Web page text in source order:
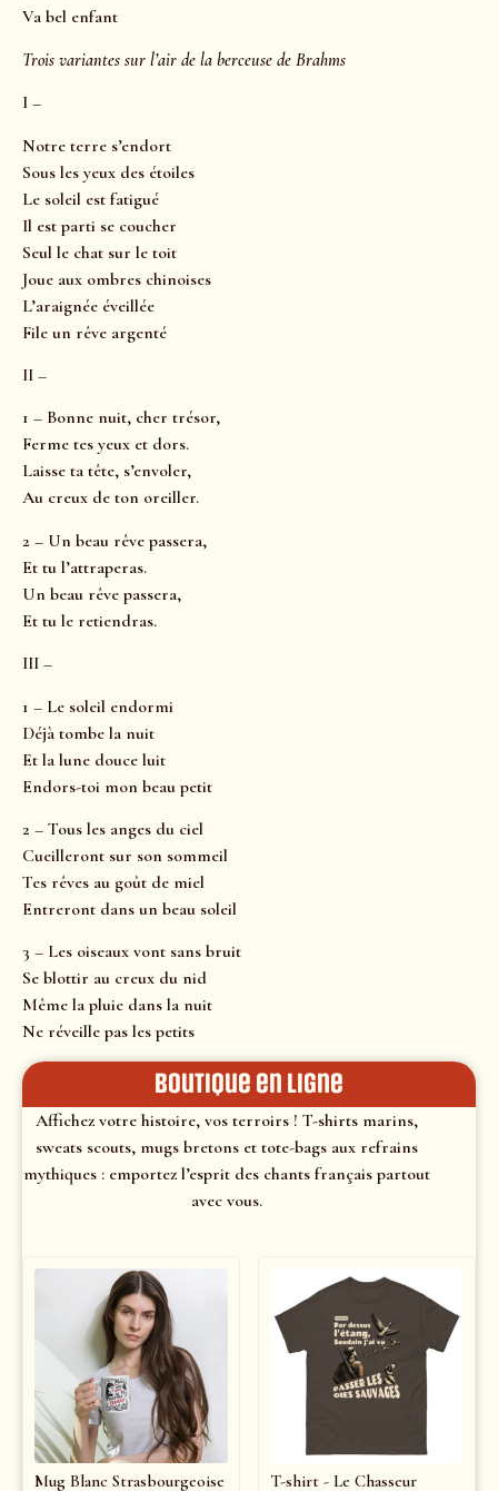
Va bel enfant
Trois variantes sur l’air de la berceuse de Brahms
I –
Notre terre s’endort
Sous les yeux des étoiles
Le soleil est fatigué
Il est parti se coucher
Seul le chat sur le toit
Joue aux ombres chinoises
L’araignée éveillée
File un rêve argenté
II –
1 – Bonne nuit, cher trésor,
Ferme tes yeux et dors.
Laisse ta tête, s’envoler,
Au creux de ton oreiller.
2 – Un beau rêve passera,
Et tu l’attraperas.
Un beau rêve passera,
Et tu le retiendras.
III –
1 – Le soleil endormi
Déjà tombe la nuit
Et la lune douce luit
Endors-toi mon beau petit
2 – Tous les anges du ciel
Cueilleront sur son sommeil
Tes rêves au goût de miel
Entreront dans un beau soleil
3 – Les oiseaux vont sans bruit
Se blottir au creux du nid
Même la pluie dans la nuit
Ne réveille pas les petits
Boutique en ligne
Affichez votre histoire, vos terroirs ! T-shirts marins,
sweats scouts, mugs bretons et tote-bags aux refrains
mythiques : emportez l’esprit des chants français partout
avec vous.
Mug Blanc Strasbourgeoise
T-shirt - Le Chasseur